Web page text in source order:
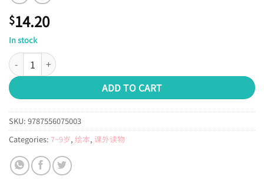
$14.20
In stock
恐龙鲍勃和拉扎多一家探险记（平装） quantity
ADD TO CART
SKU: 9787556075003
Categories: 7~9岁, 绘本, 课外读物